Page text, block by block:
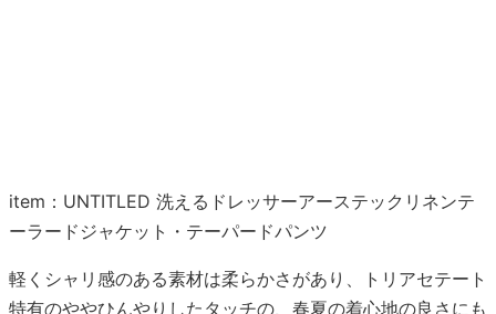
item：UNTITLED 洗えるドレッサーアーステックリネンテ
ーラードジャケット・テーパードパンツ
軽くシャリ感のある素材は柔らかさがあり、トリアセテート
特有のややひんやりしたタッチの、春夏の着心地の良さにも